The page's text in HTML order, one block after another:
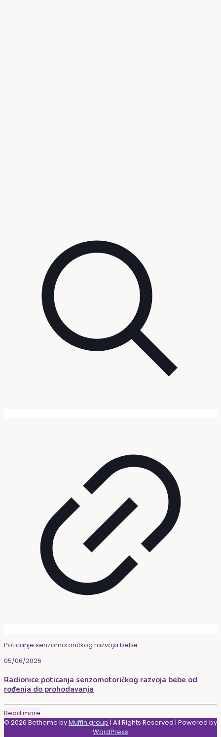
Poticanje senzomotoričkog razvoja bebe
05/06/2026
Radionice poticanja senzomotoričkog razvoja bebe od
rođenja do prohodavanja
Read more
© 2026 Betheme byMuffin group | All Rights Reserved | Powered by
WordPress